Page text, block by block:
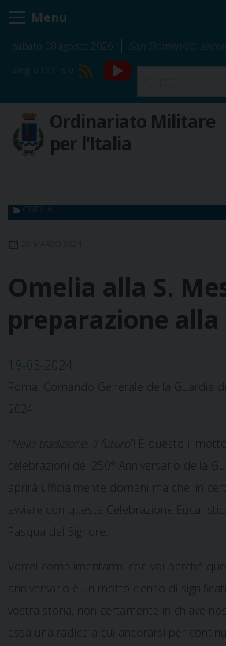
Skip
to
content
Menu
sabato 08 agosto 2026 San Domenico,
RSS
YouTube
Ordinariato Militare
per l'Italia
OMELIA
20 MARZO 2024
Omelia alla S.
preparazione alla
19-03-2024
Roma, Comando Generale della Guardia di
2024
Nella tradizione, il futuro
”! È questo il
celebrazioni del 250° Anniversario della
aprirà ufficialmente domani ma che, in
avviare con questa Celebrazione
Pasqua del Signore.
Vorrei complimentarmi con voi perché
anniversario è un motto denso di
vostra storia, non certamente in chiave
essa una radice a cui ancorarsi per